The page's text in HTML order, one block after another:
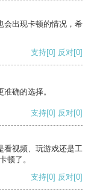
会出现卡顿的情况，希
支持[0] 反对[0]
确的选择。
支持[0] 反对[0]
看视频、玩游戏还是工
顿了。
支持[0] 反对[0]